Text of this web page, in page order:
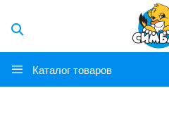
Каталог товаров